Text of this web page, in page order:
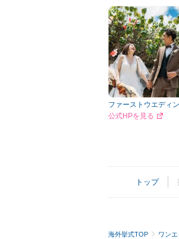
ファーストウエディ
公式HPを見る
トップ
海外挙式TOP ワン